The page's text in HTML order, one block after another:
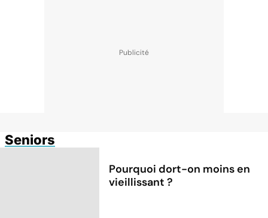
Seniors
Pourquoi dort-on moins en
vieillissant ?